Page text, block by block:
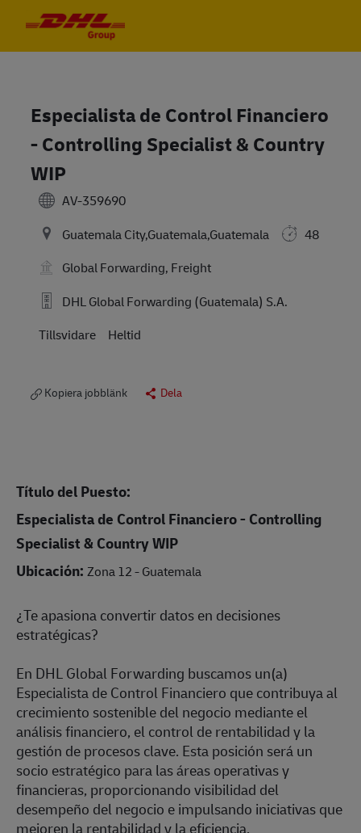
Especialista de Control Financiero
- Controlling Specialist & Country
WIP
AV-359690
Guatemala City,Guatemala,Guatemala
48
Global Forwarding, Freight
DHL Global Forwarding (Guatemala) S.A.
Tillsvidare
Heltid
Kopiera jobblänk Dela
Título del Puesto:
Especialista de Control Financiero - Controlling
Specialist & Country WIP
Ubicación: Zona 12 - Guatemala
¿Te apasiona convertir datos en decisiones
estratégicas?
En DHL Global Forwarding buscamos un(a)
Especialista de Control Financiero que contribuya al
crecimiento sostenible del negocio mediante el
análisis financiero, el control de rentabilidad y la
gestión de procesos clave. Esta posición será un
socio estratégico para las áreas operativas y
financieras, proporcionando visibilidad del
desempeño del negocio e impulsando iniciativas que
mejoren la rentabilidad y la eficiencia.